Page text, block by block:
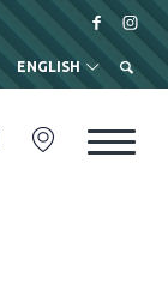
ENGLISH